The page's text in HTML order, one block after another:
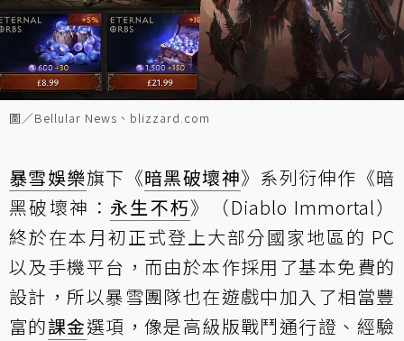
圖／Bellular News、blizzard.com
暴雪娛樂旗下《暗黑破壞神》系列衍伸作《暗
黑破壞神： 永生不朽》（Diablo Immortal）
終於在本月初正式登上大部分國家地區的 PC
以及手機平台，而由於本作採用了基本免費的
設計，所以暴雪團隊也在遊戲中加入了相當豐
富的課金選項，像是高級版戰鬥通行證、經驗